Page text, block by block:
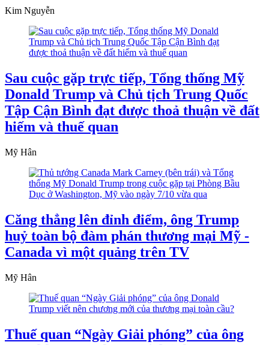
Kim Nguyễn
Sau cuộc gặp trực tiếp, Tổng thống Mỹ
Donald Trump và Chủ tịch Trung Quốc
Tập Cận Bình đạt được thoả thuận về đất
hiếm và thuế quan
Mỹ Hân
Căng thẳng lên đỉnh điểm, ông Trump
huỷ toàn bộ đàm phán thương mại Mỹ -
Canada vì một quảng trên TV
Mỹ Hân
Thuế quan “Ngày Giải phóng” của ông